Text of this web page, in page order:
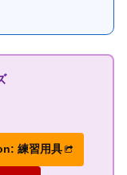
練習用具